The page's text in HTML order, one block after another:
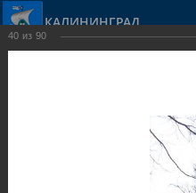
КАЛИНИНГРАД
Достопримечательности
40 из 90